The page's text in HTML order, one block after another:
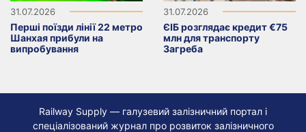
31.07.2026
Перші поїзди лінії 22 метро
Шанхая прибули на
випробування
31.07.2026
ЄІБ розглядає кредит €75
млн для транспорту
Загреба
Railway Supply — галузевий залізничний портал і
спеціалізований журнал про розвиток залізничного